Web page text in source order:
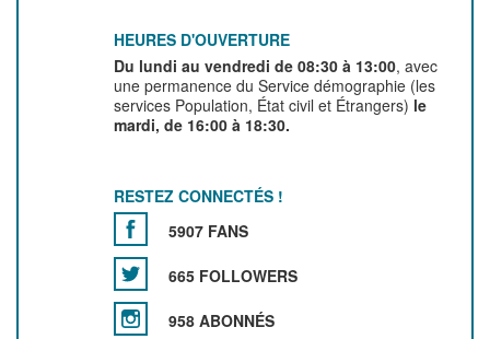
HEURES D'OUVERTURE
Du lundi au vendredi de 08:30 à 13:00, avec
une permanence du Service démographie (les
services Population, État civil et Étrangers) le
mardi, de 16:00 à 18:30.
RESTEZ CONNECTÉS !
5907 FANS
665 FOLLOWERS
958 ABONNÉS